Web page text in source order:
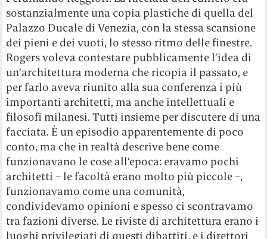
sostanzialmente una copia plastiche di quella del
Palazzo Ducale di Venezia, con la stessa scansione
dei pieni e dei vuoti, lo stesso ritmo delle finestre.
Rogers voleva contestare pubblicamente l’idea di
un’architettura moderna che ricopia il passato, e
per farlo aveva riunito alla sua conferenza i più
importanti architetti, ma anche intellettuali e
filosofi milanesi. Tutti insieme per discutere di una
facciata. È un episodio apparentemente di poco
conto, ma che in realtà descrive bene come
funzionavano le cose all’epoca: eravamo pochi
architetti – le facoltà erano molto più piccole –,
funzionavamo come una comunità,
condividevamo opinioni e spesso ci scontravamo
tra fazioni diverse. Le riviste di architettura erano i
luoghi privilegiati di questi dibattiti, e i direttori